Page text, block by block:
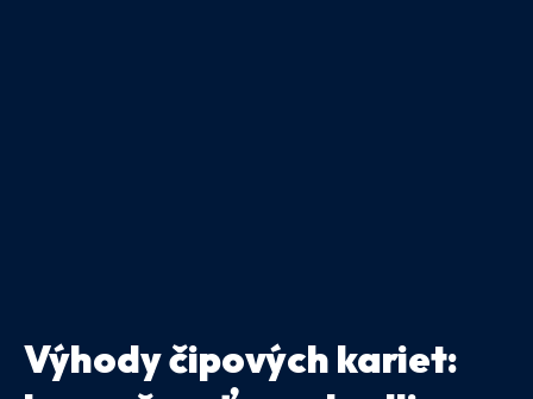
Výhody čipových kariet: